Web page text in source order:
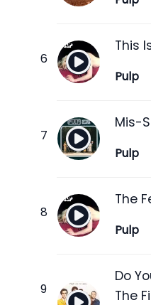
This
Pulp
Mis-
Pulp
The
Pulp
Do
The